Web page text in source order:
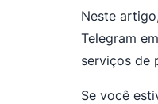
Neste
Telegram
serviços de
Se você